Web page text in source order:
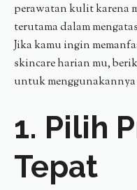
perawatan kulit karena
terutama dalam
Jika kamu ingin
skincare harian mu,
untuk
1. Pilih
Tepat